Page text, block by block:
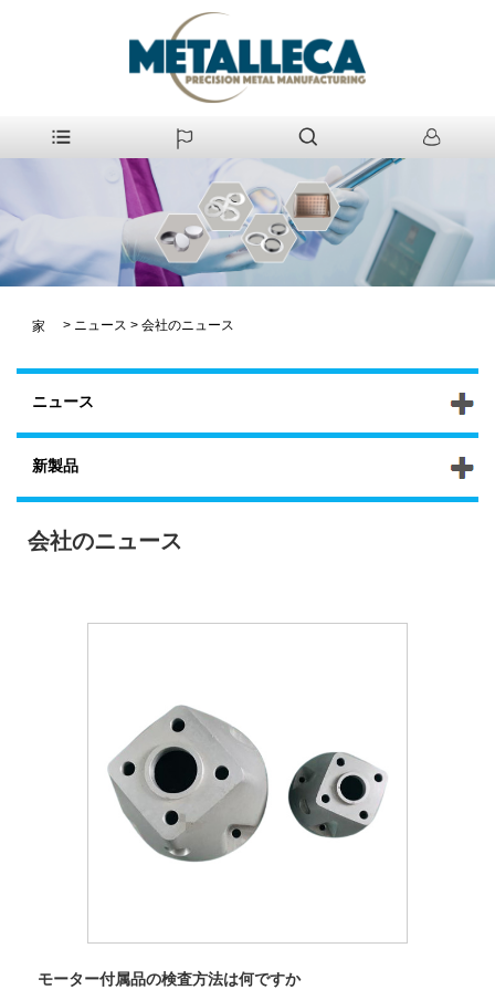
家 > ニュース > 会社のニュース
ニュース
新製品
会社のニュース
モーター付属品の検査方法は何ですか